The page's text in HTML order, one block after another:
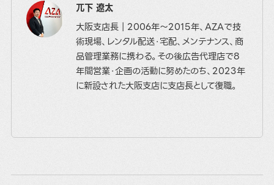
兀下 遼太
大阪支店長｜2006年～2015年、AZAで技
術現場、レンタル配送・宅配、メンテナンス、商
品管理業務に携わる。その後広告代理店で8
年間営業・企画の活動に努めたのち、2023年
に新設された大阪支店に支店長として復職。